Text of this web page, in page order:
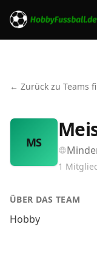
← Zurück zu Teams
MS
1
ÜBER DAS TEAM
Hobby